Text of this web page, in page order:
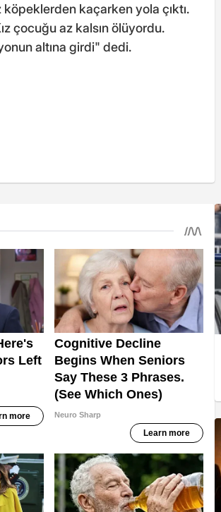
kaçarken yola çıktı.
çocuğu az kalsın ölüyordu.
altına girdi" dedi.